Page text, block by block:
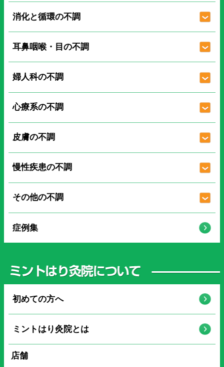
消化と循環の不調
耳鼻咽喉・目の不調
婦人科の不調
心療系の不調
皮膚の不調
慢性疾患の不調
その他の不調
症例集
初めての方へ
ミントはり灸院とは
店舗